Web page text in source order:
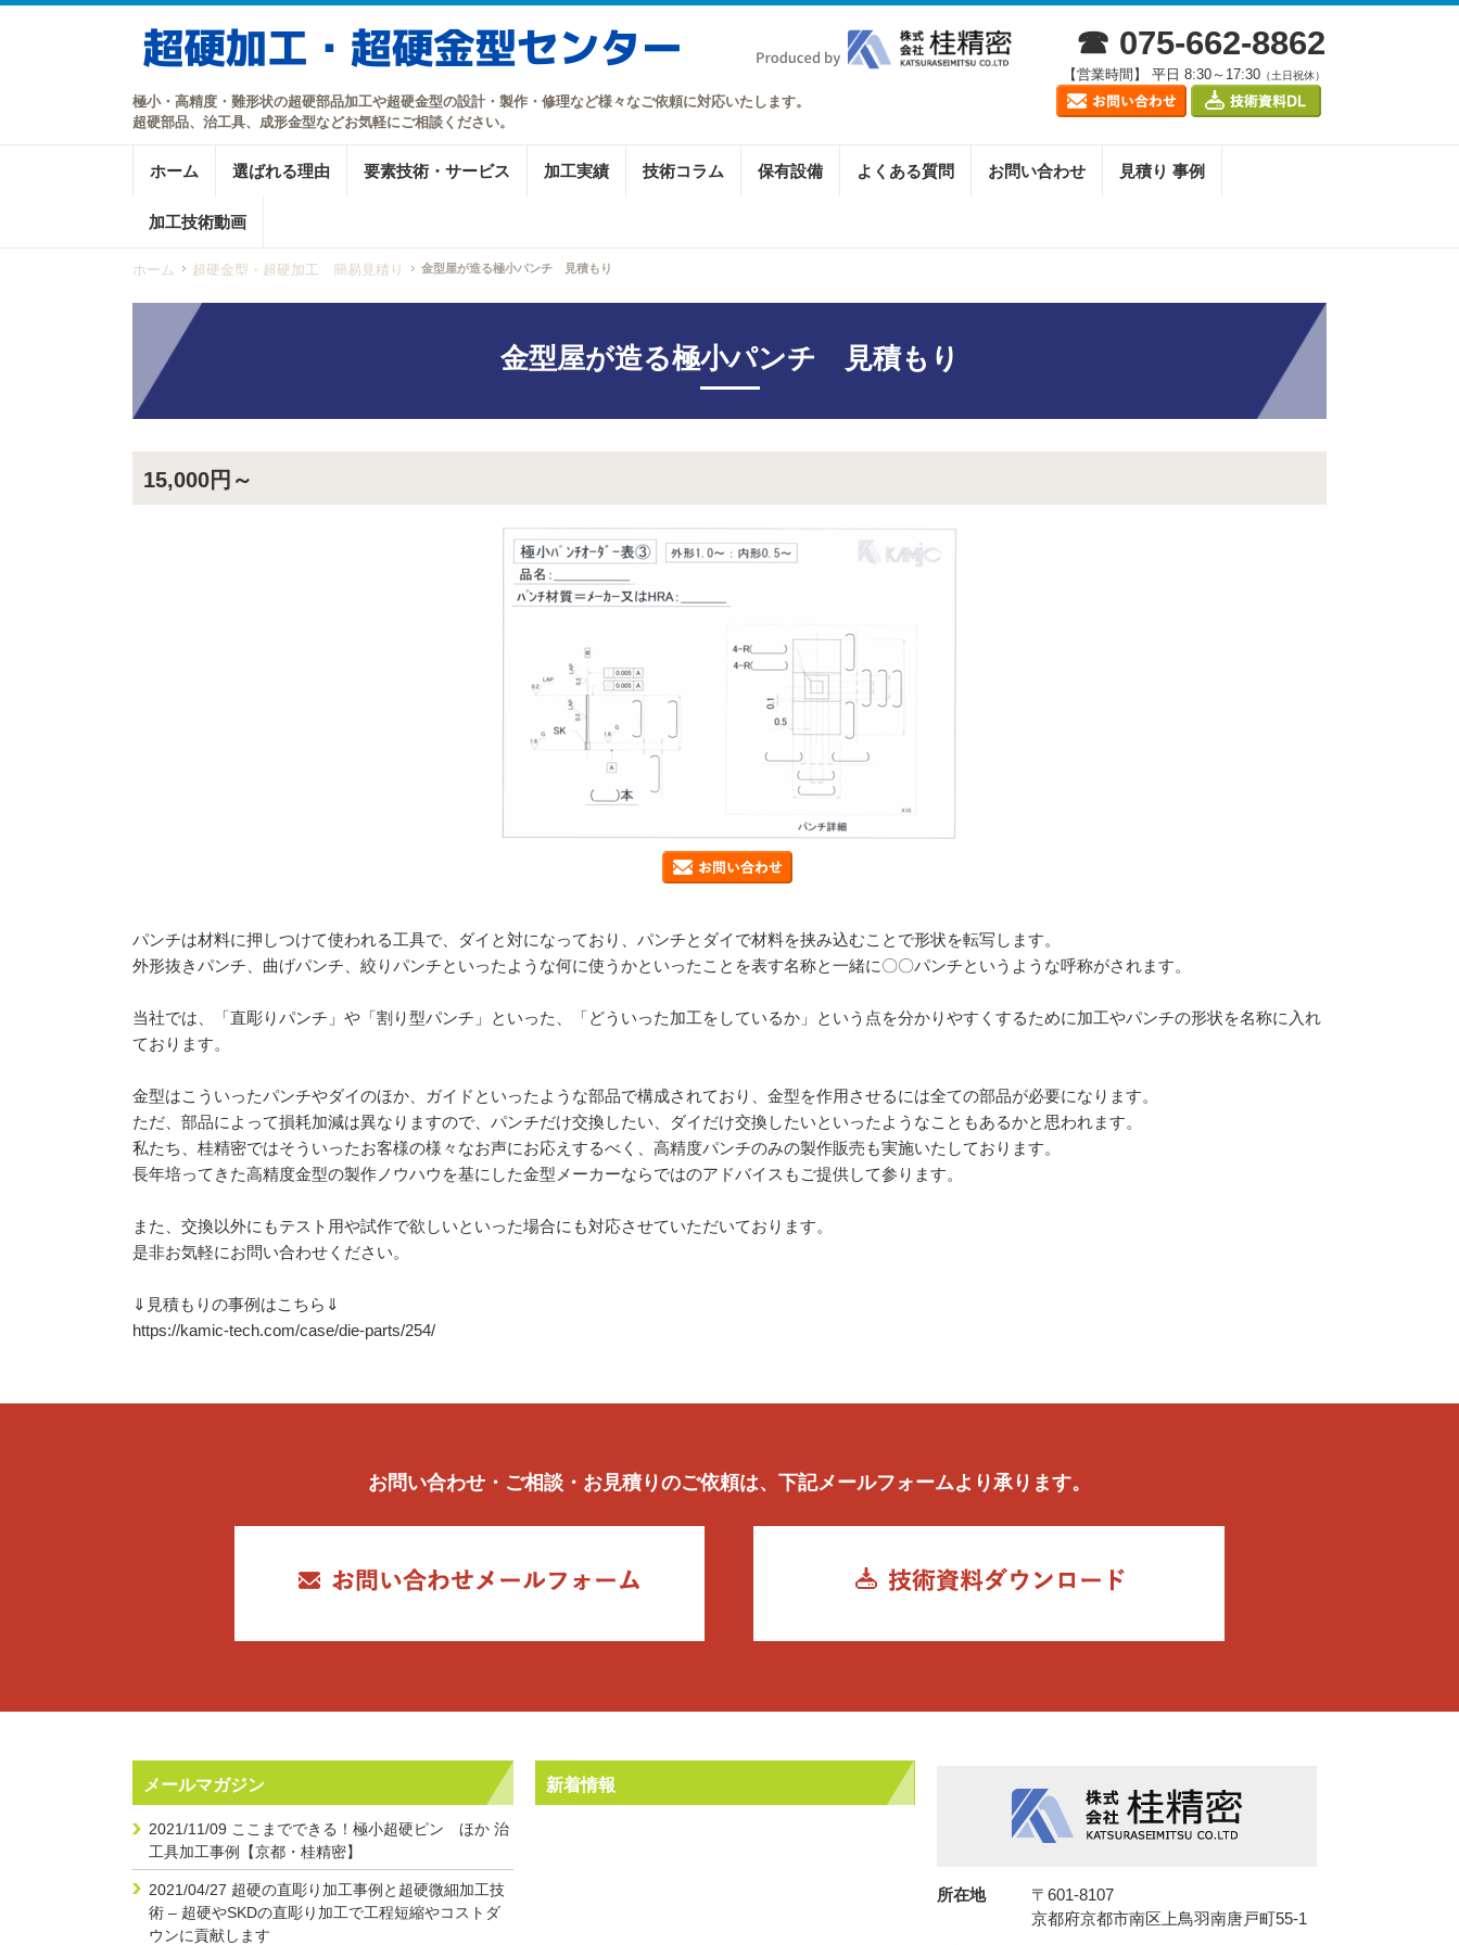
極小・高精度・難形状の超硬部品加工や超硬金型の設計・製作・修理など様々なご依頼に対応いたします。
超硬部品、治工具、成形金型などお気軽にご相談ください。
☎ 075-662-8862
【営業時間】 平日 8:30～17:30（土日祝休）
ホーム 選ばれる理由 要素技術・サービス 加工実績 技術コラム 保有設備 よくある質問 お問い合わせ 見積り 事例
加工技術動画
ホーム 超硬金型・超硬加工 簡易見積り 金型屋が造る極小パンチ 見積もり
金型屋が造る極小パンチ 見積もり
15,000円～
パンチは材料に押しつけて使われる工具で、ダイと対になっており、パンチとダイで材料を挟み込むことで形状を転写します。
外形抜きパンチ、曲げパンチ、絞りパンチといったような何に使うかといったことを表す名称と一緒に〇〇パンチというような呼称がされます。
当社では、「直彫りパンチ」や「割り型パンチ」といった、「どういった加工をしているか」という点を分かりやすくするために加工やパンチの形状を名称に入れ
ております。
金型はこういったパンチやダイのほか、ガイドといったような部品で構成されており、金型を作用させるには全ての部品が必要になります。
ただ、部品によって損耗加減は異なりますので、パンチだけ交換したい、ダイだけ交換したいといったようなこともあるかと思われます。
私たち、桂精密ではそういったお客様の様々なお声にお応えするべく、高精度パンチのみの製作販売も実施いたしております。
長年培ってきた高精度金型の製作ノウハウを基にした金型メーカーならではのアドバイスもご提供して参ります。
また、交換以外にもテスト用や試作で欲しいといった場合にも対応させていただいております。
是非お気軽にお問い合わせください。
⇓見積もりの事例はこちら⇓
https://kamic-tech.com/case/die-parts/254/
お問い合わせ・ご相談・お見積りのご依頼は、下記メールフォームより承ります。
メールマガジン
2021/11/09 ここまでできる！極小超硬ピン ほか 治
工具加工事例【京都・桂精密】
2021/04/27 超硬の直彫り加工事例と超硬微細加工技
術 – 超硬やSKDの直彫り加工で工程短縮やコストダ
ウンに貢献します
新着情報
所在地
〒601-8107
京都府京都市南区上鳥羽南唐戸町55-1